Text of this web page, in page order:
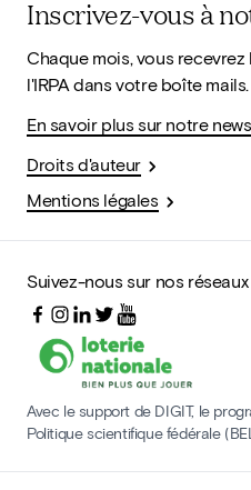
Inscrivez-vous à
Chaque mois, vous
l'IRPA dans votre boîte mails.
En savoir plus sur notre
Droits d'auteur
Mentions légales
Suivez-nous sur nos
Avec le support de DIGIT, le
Politique scientifique fédérale